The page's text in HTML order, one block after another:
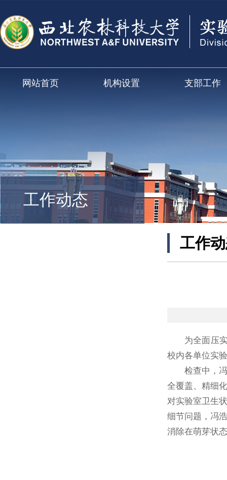
网站首页 机构设置 支部工作
工作动态
工作
为全面压
校内各单位实
检查中，
全覆盖、精细
对实验室卫生
细节问题，冯
消除在萌芽状